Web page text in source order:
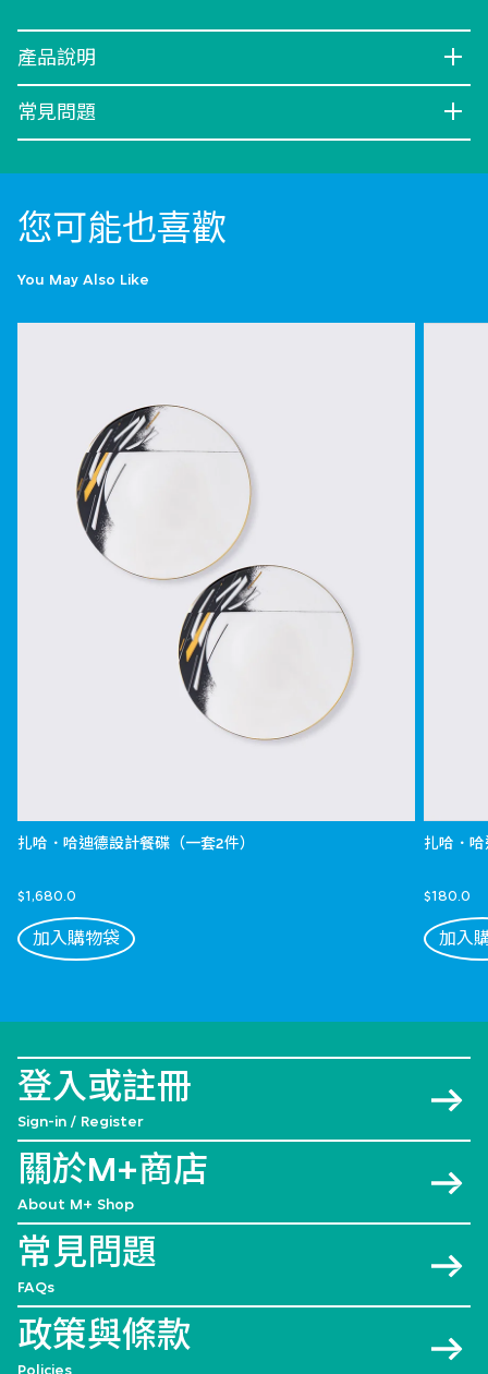
產品說明
常見問題
您可能也喜歡
You May Also Like
扎哈．哈迪德設計餐碟（一套2件）
$1,680.0
加入購物袋
扎哈．
$180.0
加入
登入或註冊
Sign-in / Register
關於M+商店
About M+ Shop
常見問題
FAQs
政策與條款
Policies